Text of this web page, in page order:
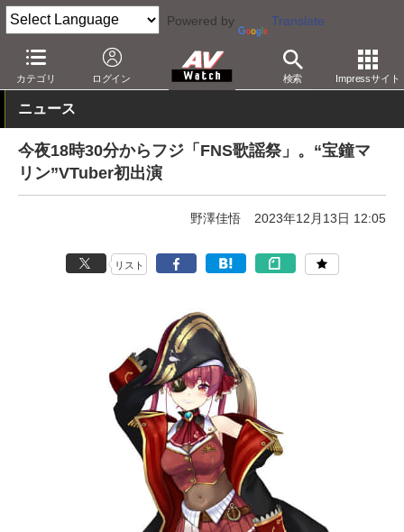
Powered by Translate
カテゴリ ログイン 検索 Impressサイト
AV Watch コンテンツ・サービス 放送 その他
ニュース
今夜18時30分からフジ「FNS歌謡祭」。“宝鐘マ
リン”VTuber初出演
野澤佳悟 2023年12月13日 12:05
リスト